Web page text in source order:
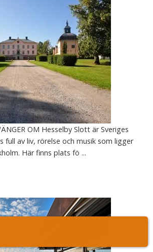
OM Hesselby Slott är Sveriges
full av liv, rörelse och musik som ligger
Här finns plats fö ...